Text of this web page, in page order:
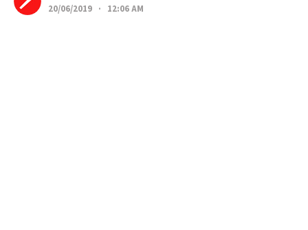
20/06/2019 · 12:06 AM